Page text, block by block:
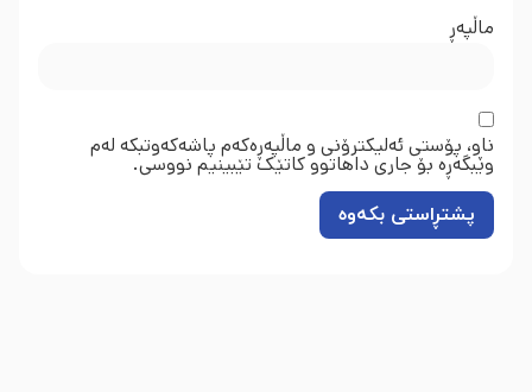
ماڵپه‌ڕ
ناو، پۆستی ئەلیکترۆنی و ماڵپەڕەکەم پاشەکەوتبکە لەم
وێبگەڕە بۆ جاری داهاتوو کاتێک تێبینیم نووسی.